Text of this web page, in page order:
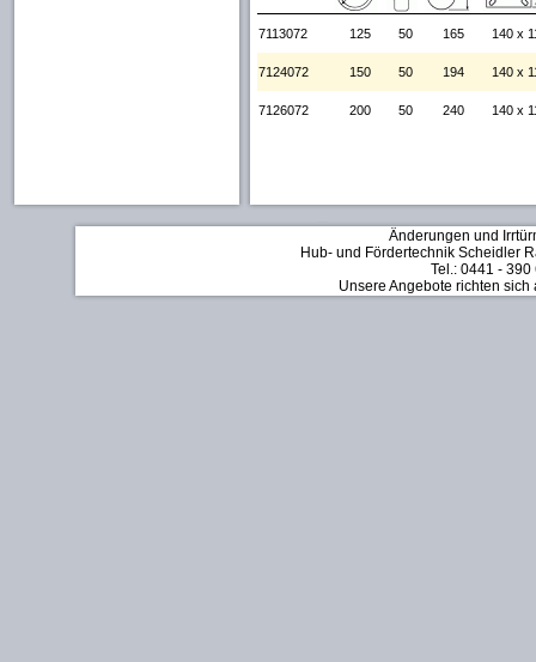
7113072 125 50 165 140 x
7124072 150 50 194 140 x
7126072 200 50 240 140 x
Änderungen und
Hub- und Fördertechnik Scheidler
Tel.: 0441 -
Unsere Angebote richten